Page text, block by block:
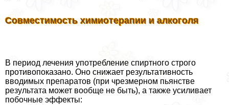
Совместимость химиотерапии и алкоголя
В период лечения употрeбление спиртного строго
противопоказано. Оно снижает результативность
вводимых препаратов (при чрезмерном пьянстве
результата может вообще не быть), а также усиливает
побочные эффекты: